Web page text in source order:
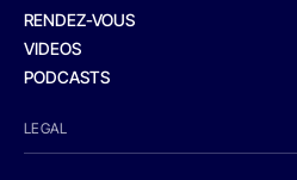
RENDEZ-VOUS
VIDEOS
PODCASTS
LEGAL